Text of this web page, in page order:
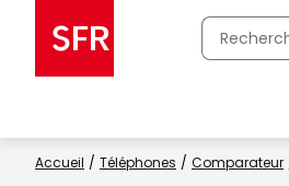
Accueil Téléphones Comparateur